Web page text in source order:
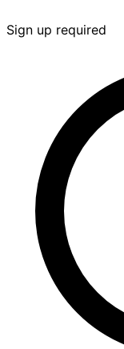
Sign up required